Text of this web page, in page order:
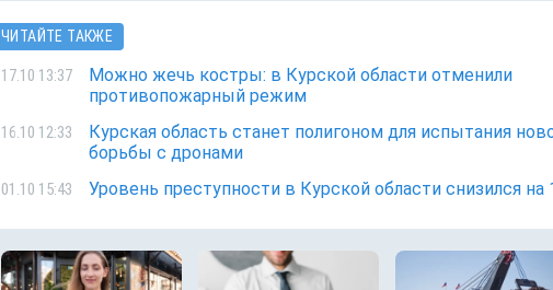
ЧИТАЙТЕ ТАКЖЕ
17.10 13:37
Можно жечь костры: в Курской области отменили
противопожарный режим
16.10 12:33
Курская область станет полигоном для испытания
борьбы с дронами
01.10 15:43 Уровень преступности в Курской области снизился на